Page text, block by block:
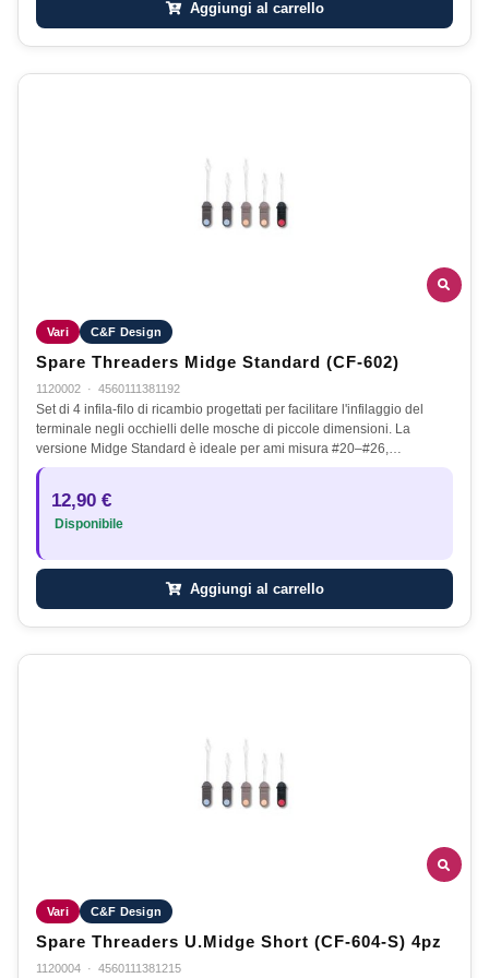
Aggiungi al carrello
Vari C&F Design
Spare Threaders Midge Standard (CF-602)
1120002 · 4560111381192
Set di 4 infila-filo di ricambio progettati per facilitare l'infilaggio del
terminale negli occhielli delle mosche di piccole dimensioni. La
versione Midge Standard è ideale per ami misura #20–#26,…
12,90 €
Disponibile
Aggiungi al carrello
Vari C&F Design
Spare Threaders U.Midge Short (CF-604-S) 4pz
1120004 · 4560111381215